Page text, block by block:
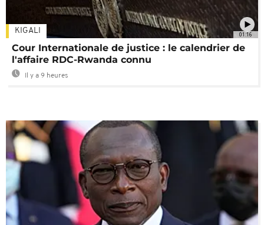
01:16
KIGALI
Cour Internationale de justice : le calendrier de
l'affaire RDC-Rwanda connu
Il y a 9 heures